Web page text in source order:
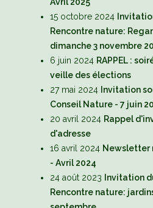
15 octobre 2024
Rencontre nature:
dimanche 3 novembre
6 juin 2024 RAPPEL :
veille des élections
27 mai 2024 Invitation
Conseil Nature - 7 juin
20 avril 2024 Rappel
d'adresse
16 avril 2024 Newsletter
- Avril 2024
24 août 2023
Invitation
Rencontre nature: